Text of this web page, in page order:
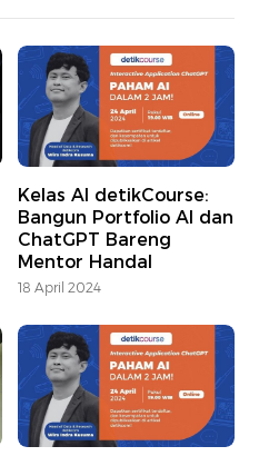
Kelas AI detikCourse:
Bangun Portfolio AI dan
ChatGPT Bareng
Mentor Handal
18 April 2024